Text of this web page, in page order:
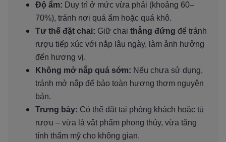
Độ ẩm: Duy trì ở mức vừa phải (khoảng 60–
70%), tránh nơi quá ẩm hoặc quá khô.
Tư thế đặt chai: Giữ chai thẳng đứng để tránh
rượu tiếp xúc với nắp lâu ngày, làm ảnh hưởng
đến hương vị.
Không mở nắp quá sớm: Nếu chưa sử dụng,
tránh mở nắp để bảo toàn hương thơm nguyên
bản.
Trưng bày: Có thể đặt tại phòng khách hoặc tủ
rượu – vừa là vật phẩm phong thủy, vừa tăng
tính thẩm mỹ cho không gian.